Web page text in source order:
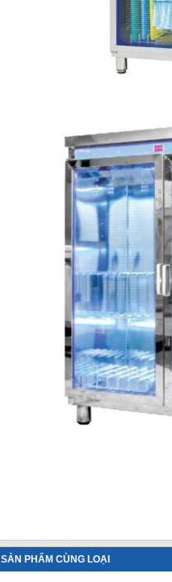
SẢN PHẨM CÙNG LOẠI